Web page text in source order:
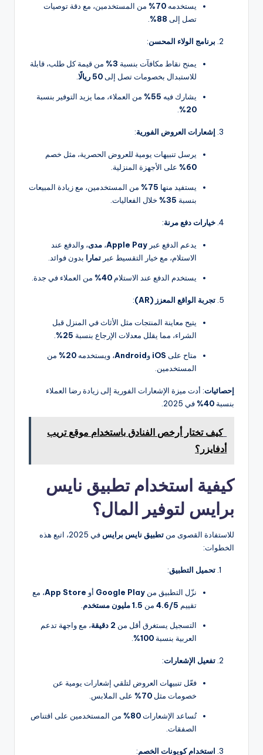
يستخدمه 70%
من المستخدمين، مع دقة توصيات
تصل إلى 88%
برنامج الولاء المحسن:
يمنح نقاط مكافآت بنسبة 3%
من قيمة كل طلب، قابلة
للاستبدال بخصومات تصل إلى 50 ريالًا
يشارك فيه 55%
من العملاء، مما يزيد التوفير بنسبة
20%
إشعارات العروض الفورية:
يرسل تنبيهات يومية للعروض الحصرية، مثل خصم
60%
على الأجهزة المنزلية.
يستفيد منها 75%
من المستخدمين، مع زيادة المبيعات
بنسبة 35% خلال الفعاليات.
خيارات دفع مرنة:
يدعم الدفع عبر Apple Pay، مدى، والدفع عند
الاستلام، مع خيار التقسيط عبر تمارا بدون فوائد.
يستخدم الدفع عند الاستلام 40% من العملاء في جدة.
تجربة الواقع المعزز (AR) :
يتيح معاينة المنتجات مثل الأثاث في المنزل قبل
الشراء، مما يقلل معدلات الإرجاع بنسبة 25%
متاح على iOS وAndroid، ويستخدمه 20%
من
المستخدمين.
إحصائيات: أدت ميزة الإشعارات الفورية إلى زيادة رضا العملاء
بنسبة 40% في 2025.
كيف تختار أرخص الفنادق باستخدام موقع تريب
أدفايزر؟
كيفية استخدام تطبيق نايس
برايس لتوفير المال؟
للاستفادة القصوى من تطبيق نايس برايس
في 2025، اتبع هذه
الخطوات:
تحميل التطبيق:
نزّل التطبيق من Google Play أو App Store، مع
تقييم 4.6/5 من 1.5 مليون مستخدم
التسجيل يستغرق أقل من 2 دقيقة
، مع واجهة تدعم
العربية بنسبة 100%
تفعيل الإشعارات:
فعّل تنبيهات العروض لتلقي إشعارات يومية عن
خصومات مثل 70% على الملابس.
تُساعد الإشعارات80%
من المستخدمين على اقتناص
الصفقات.
استخدام كوبونات الخصم: